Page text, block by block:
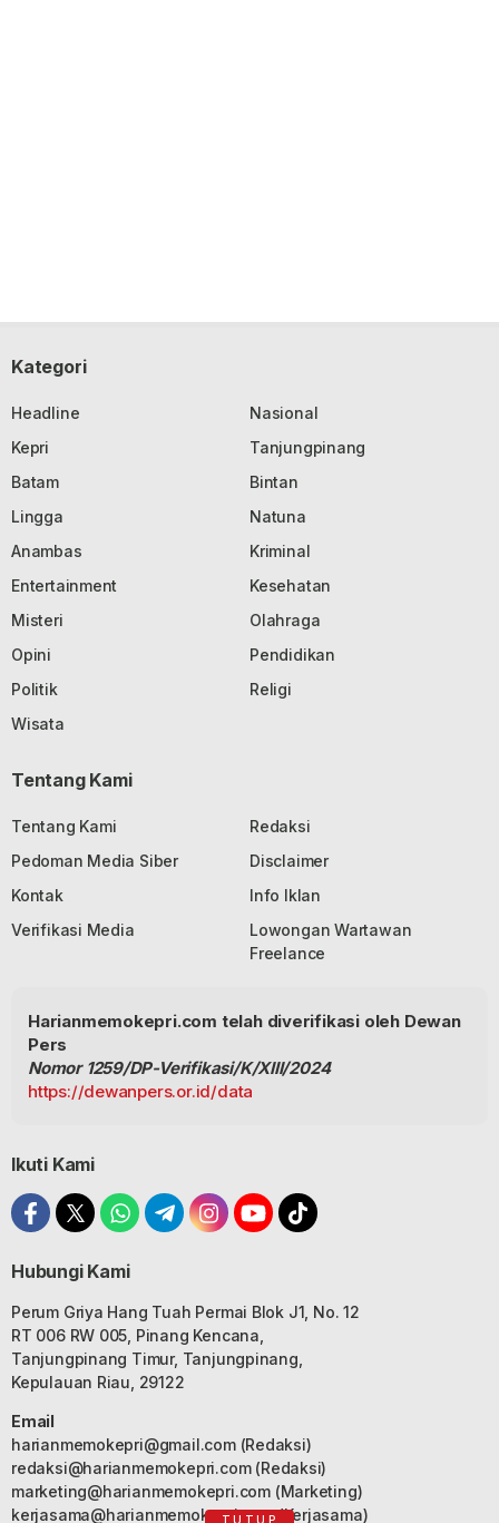
Kategori
Headline
Nasional
Kepri
Tanjungpinang
Batam
Bintan
Lingga
Natuna
Anambas
Kriminal
Entertainment
Kesehatan
Misteri
Olahraga
Opini
Pendidikan
Politik
Religi
Wisata
Tentang Kami
Tentang Kami
Redaksi
Pedoman Media Siber
Disclaimer
Kontak
Info Iklan
Verifikasi Media
Lowongan Wartawan
Freelance
Harianmemokepri.com telah diverifikasi oleh Dewan
Pers
Nomor 1259/DP-Verifikasi/K/XIII/2024
https://dewanpers.or.id/data
Ikuti Kami
Hubungi Kami
Perum Griya Hang Tuah Permai Blok J1, No. 12
RT 006 RW 005, Pinang Kencana,
Tanjungpinang Timur, Tanjungpinang,
Kepulauan Riau, 29122
Email
harianmemokepri@gmail.com(Redaksi)
redaksi@harianmemokepri.com(Redaksi)
marketing@harianmemokepri.com(Marketing)
kerjasama@harianmemokepri.com(Kerjasama)
TUTUP